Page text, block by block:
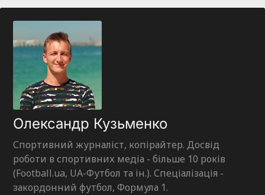
Олександр Кузьменко
Спортивний журналіст, копірайтер. Досвід
роботи в спортивних медіа - більше 10 років
(Football.ua, UA-Футбол та ін.). Спеціалізація -
закордонний футбол, Формула 1.